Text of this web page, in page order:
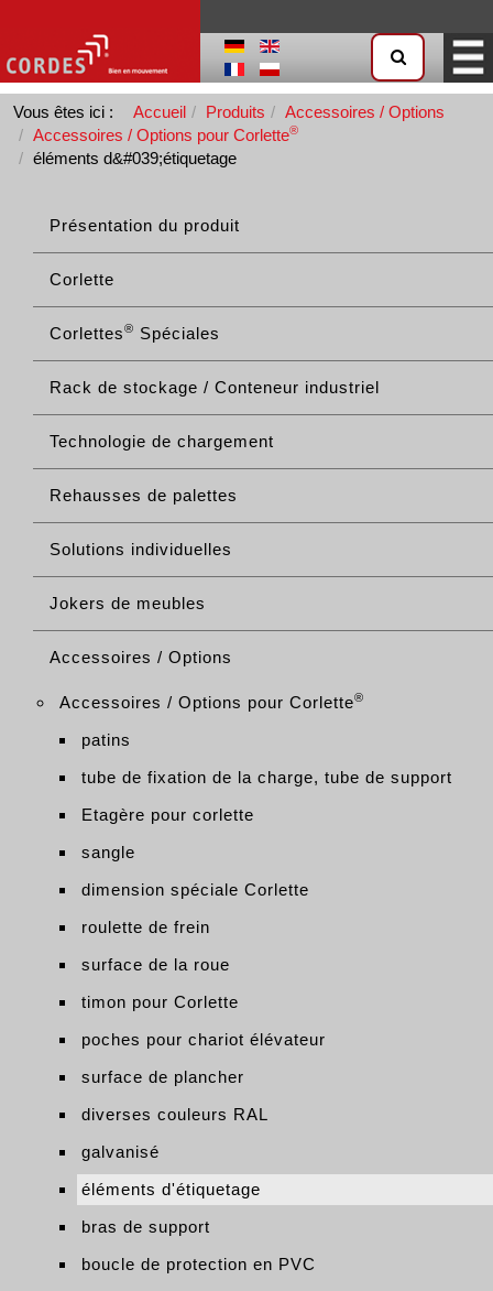
Vous êtes ici : Accueil Produits
Accessoires / Options
Accessoires / Options pour Corlette®
éléments d&#039;étiquetage
Présentation du produit
Corlette
Corlettes® Spéciales
Rack de stockage / Conteneur industriel
Technologie de chargement
Rehausses de palettes
Solutions individuelles
Jokers de meubles
Accessoires / Options
Accessoires / Options pour Corlette®
patins
tube de fixation de la charge, tube de support
Etagère pour corlette
sangle
dimension spéciale Corlette
roulette de frein
surface de la roue
timon pour Corlette
poches pour chariot élévateur
surface de plancher
diverses couleurs RAL
galvanisé
éléments d'étiquetage
bras de support
boucle de protection en PVC